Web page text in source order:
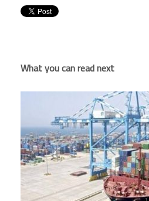
What you can read next